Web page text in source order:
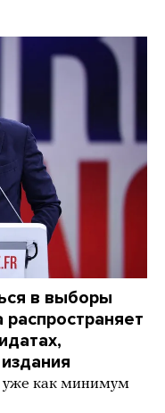
в выборы
уже как минимум